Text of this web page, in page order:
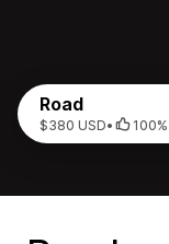
Road
$380 USD• 100%